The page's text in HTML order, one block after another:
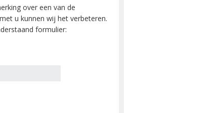
over een van de
u kunnen wij het verbeteren.
formulier: